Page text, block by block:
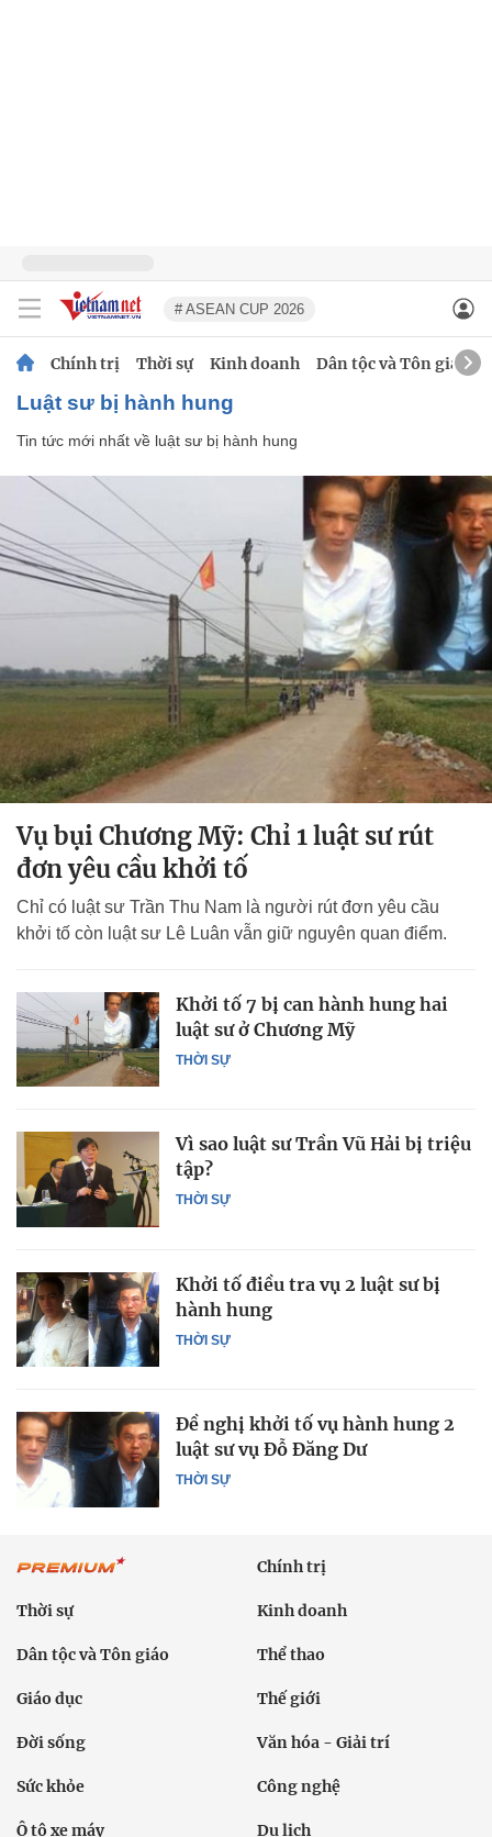
# ASEAN CUP 2026
Chính trị Thời sự Kinh doanh Dân tộc và Tôn giáo
luật sư bị hành hung
Tin tức mới nhất về luật sư bị hành hung
Vụ bụi Chương Mỹ: Chỉ 1 luật sư rút
đơn yêu cầu khởi tố
Chỉ có luật sư Trần Thu Nam là người rút đơn yêu cầu
khởi tố còn luật sư Lê Luân vẫn giữ nguyên quan điểm.
THỜI SỰ
Khởi tố 7 bị can hành hung hai
luật sư ở Chương Mỹ
THỜI SỰ
Vì sao luật sư Trần Vũ Hải bị triệu
tập?
THỜI SỰ
Khởi tố điều tra vụ 2 luật sư bị
hành hung
THỜI SỰ
Đề nghị khởi tố vụ hành hung 2
luật sư vụ Đỗ Đăng Dư
Chính trị
Thời sự Kinh doanh
Dân tộc và Tôn giáo Thể thao
Giáo dục Thế giới
Đời sống Văn hóa - Giải trí
Sức khỏe Công nghệ
Ô tô xe máy Du lịch